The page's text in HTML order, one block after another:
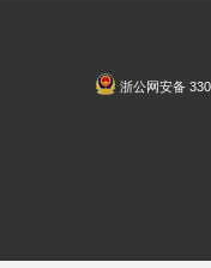
浙公网安备